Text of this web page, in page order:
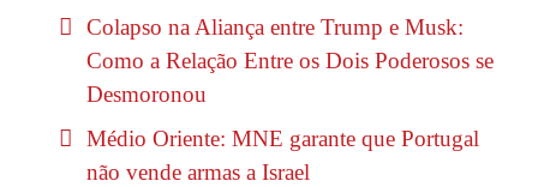
Colapso na Aliança entre Trump e Musk:
Como a Relação Entre os Dois Poderosos se
Desmoronou
Médio Oriente: MNE garante que Portugal
não vende armas a Israel